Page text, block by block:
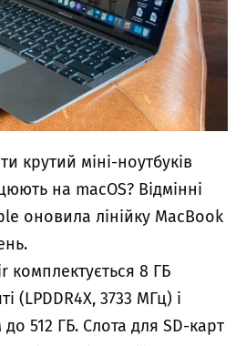
крутий міні-ноутбуків
на macOS? Відмінні
оновила лінійку MacBook
комплектується 8 ГБ
(LPDDR4X, 3733 МГц) і
512 ГБ. Слота для SD-карт